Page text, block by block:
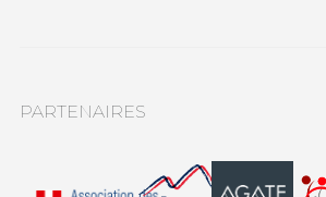
PARTENAIRES